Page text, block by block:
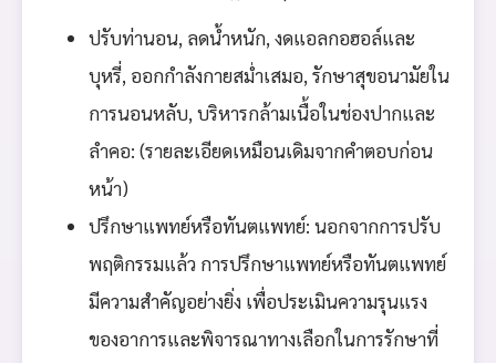
ปรับท่านอน, ลดน้ำหนัก, งดแอลกอฮอล์และ
บุหรี่, ออกกำลังกายสม่ำเสมอ, รักษาสุขอนามัยใน
การนอนหลับ, บริหารกล้ามเนื้อในช่องปากและ
ลำคอ: (รายละเอียดเหมือนเดิมจากคำตอบก่อน
หน้า)
ปรึกษาแพทย์หรือทันตแพทย์: นอกจากการปรับ
พฤติกรรมแล้ว การปรึกษาแพทย์หรือทันตแพทย์
มีความสำคัญอย่างยิ่ง เพื่อประเมินความรุนแรง
ของอาการและพิจารณาทางเลือกในการรักษาที่